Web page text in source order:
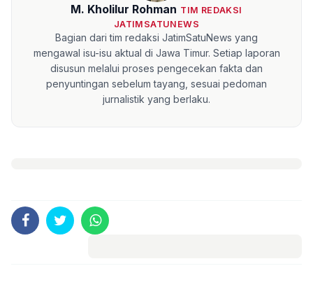
M. Kholilur Rohman TIM REDAKSI
JATIMSATUNEWS
Bagian dari tim redaksi JatimSatuNews yang
mengawal isu-isu aktual di Jawa Timur. Setiap laporan
disusun melalui proses pengecekan fakta dan
penyuntingan sebelum tayang, sesuai pedoman
jurnalistik yang berlaku.